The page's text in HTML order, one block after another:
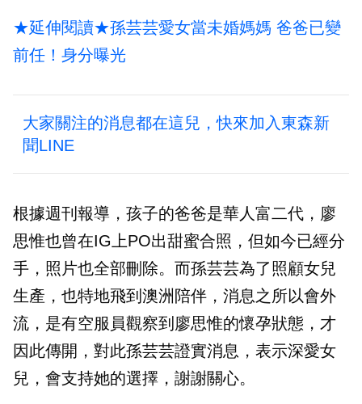
★延伸閱讀★孫芸芸愛女當未婚媽媽 爸爸已變
前任！身分曝光
大家關注的消息都在這兒，快來加入東森新
聞LINE
根據週刊報導，孩子的爸爸是華人富二代，廖
思惟也曾在IG上PO出甜蜜合照，但如今已經分
手，照片也全部刪除。而孫芸芸為了照顧女兒
生產，也特地飛到澳洲陪伴，消息之所以會外
流，是有空服員觀察到廖思惟的懷孕狀態，才
因此傳開，對此孫芸芸證實消息，表示深愛女
兒，會支持她的選擇，謝謝關心。